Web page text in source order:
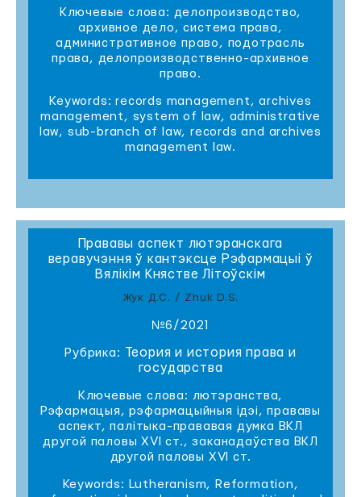
Ключевые слова: делопроизводство,
архивное дело, система права,
административное право, подотрасль
права, делопроизводственно-архивное
право.
Keywords: records management, archives
management, system of law, administrative
law, sub-branch of law, records and archives
management law.
Прававы аспект лютэранскага
веравучэння ў кантэксце Рэфармацыі ў
Вялікім Княстве Літоўскім
Жук Д.С. / Zhuk D.S.
№6/2021
Рубрика: Теория и история права и
государства
Ключевые слова: лютэранства,
Рэфармацыя, рэфармацыйныя ідэі, прававы
аспект, палітыка-прававая думка ВКЛ
другой паловы XVI ст., заканадаўства ВКЛ
другой паловы XVI ст.
Keywords: Lutheranism, Reformation,